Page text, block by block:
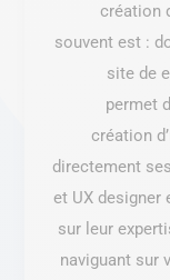
création
souvent est :
site de
permet
création
directement
et UX designer
sur leur
naviguant sur